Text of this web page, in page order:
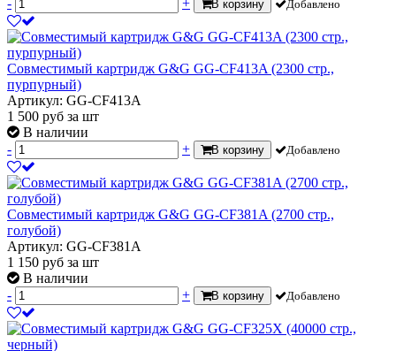
В корзину Добавлено
Совместимый картридж G&G GG-CF413A (2300 стр.,
пурпурный)
Артикул: GG-CF413A
1 500 руб за шт
В наличии
-
+ В корзину Добавлено
Совместимый картридж G&G GG-CF381A (2700 стр.,
голубой)
Артикул: GG-CF381A
1 150 руб за шт
В наличии
-
+ В корзину Добавлено